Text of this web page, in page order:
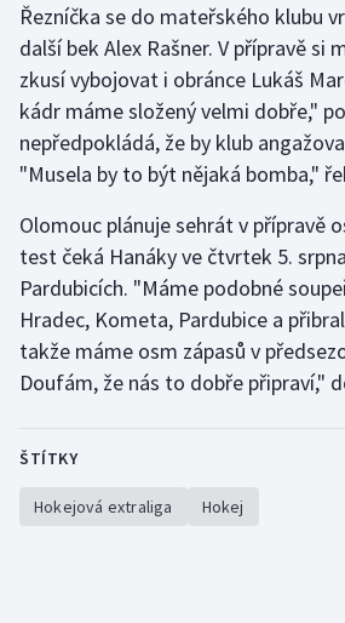
Řezníčka se do mateřského klubu
další bek Alex Rašner. V přípravě si
zkusí vybojovat i obránce Lukáš
kádr máme složený velmi dobře,"
nepředpokládá, že by klub
"Musela by to být nějaká bomba,"
Olomouc plánuje sehrát v přípravě
test čeká Hanáky ve čtvrtek 5.
Pardubicích. "Máme podobné
Hradec, Kometa, Pardubice a
takže máme osm zápasů v
Doufám, že nás to dobře připraví,"
ŠTÍTKY
Hokejová extraliga Hokej